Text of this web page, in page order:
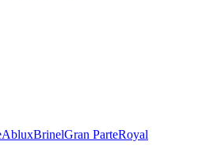
AbluxBrinelGran ParteRoyal